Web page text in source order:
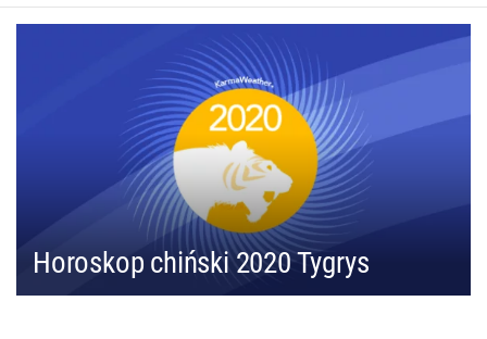
Horoskop chiński 2020 Tygrys